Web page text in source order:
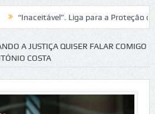
Liga para a Proteção da
Igreja do Castelo de Cerveira
A JUSTIÇA QUISER FALAR COMIGO
COSTA